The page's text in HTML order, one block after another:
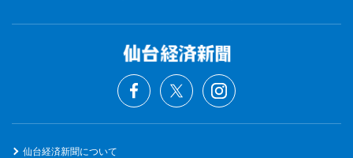
仙台経済新聞について